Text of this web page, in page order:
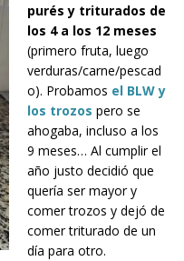
purés y triturados de
los 4 a los 12 meses
(primero fruta, luego
verduras/carne/pescad
o). Probamos el BLW y
los trozos pero se
ahogaba, incluso a los
9 meses… Al cumplir el
año justo decidió que
quería ser mayor y
comer trozos y dejó de
comer triturado de un
día para otro.